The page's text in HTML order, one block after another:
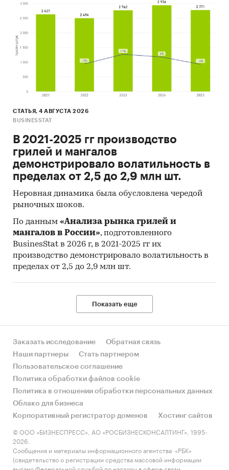
СТАТЬЯ, 4 АВГУСТА 2026
BUSINESSTAT
В 2021-2025 гг производство
грилей и мангалов
демонстрировало волатильность в
пределах от 2,5 до 2,9 млн шт.
Неровная динамика была обусловлена чередой
рыночных шоков.
По данным «Анализа рынка грилей и
мангалов в России», подготовленного
BusinesStat в 2026 г, в 2021-2025 гг их
производство демонстрировало волатильность в
пределах от 2,5 до 2,9 млн шт.
Показать еще
Заказать исследование
Обратная связь
Наши партнеры
Стать партнером
Пользовательское соглашение
Политика обработки файлов cookie
Политика в отношении обработки персональных данных
Облако для бизнеса
Корпоративный регистратор доменов
Хостинг сайтов
© ООО «БИЗНЕСПРЕСС», АО «РОСБИЗНЕСКОНСАЛТИНГ», 1995-
2026.
Сообщения и материалы информационного агентства «РБК»
(свидетельство о регистрации средства массовой информации